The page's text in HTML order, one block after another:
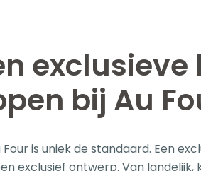
exclusieve
bij Au
Four is uniek de standaard. Een
exclusief ontwerp. Van landelijk,